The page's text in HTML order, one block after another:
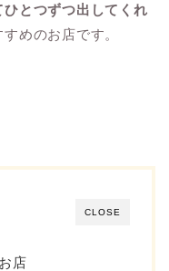
とつずつ出してくれ
すめのお店です。
CLOSE
店